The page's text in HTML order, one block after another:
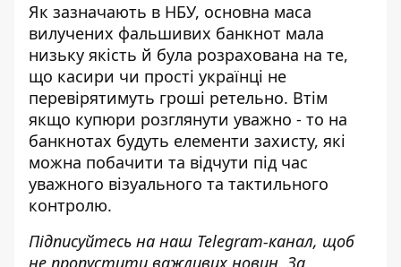
Як зазначають в НБУ, основна маса
вилучених фальшивих банкнот мала
низьку якість й була розрахована на те,
що касири чи прості українці не
перевірятимуть гроші ретельно. Втім
якщо купюри розглянути уважно - то на
банкнотах будуть елементи захисту, які
можна побачити та відчути під час
уважного візуального та тактильного
контролю.
Підписуйтесь на наш Telegram-канал, щоб
не пропустити важливих новин. За